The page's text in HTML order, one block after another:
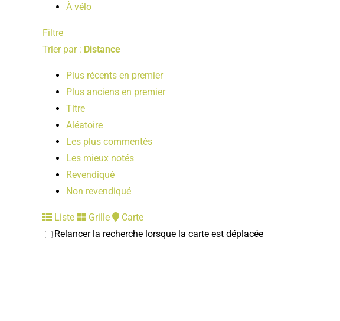
À vélo
Filtre
Trier par : Distance
Plus récents en premier
Plus anciens en premier
Titre
Aléatoire
Les plus commentés
Les mieux notés
Revendiqué
Non revendiqué
Liste Grille
Carte
Relancer la recherche lorsque la carte est déplacée